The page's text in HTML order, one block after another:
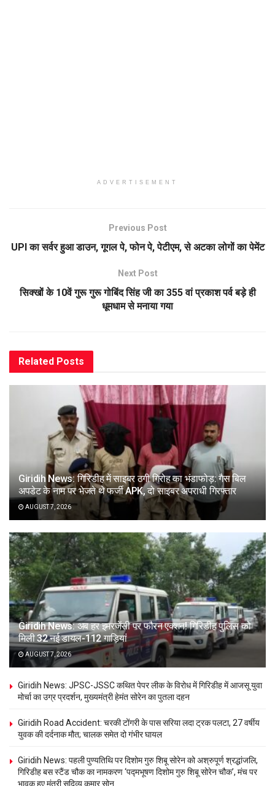
ADVERTISEMENT
Previous Post
UPI का सर्वर हुआ डाउन, गूगल पे, फोन पे, पेटीएम, से अटका लोगों का पेमेंट
Next Post
सिक्खों के 10वें गुरू गुरू गोबिंद सिंह जी का 355 वां प्रकाश पर्व बड़े ही
धूमधाम से मनाया गया
Related Posts
Giridih News: गिरिडीह में साइबर ठगी गिरोह का भंडाफोड़: गैस बिल
अपडेट के नाम पर भेजते थे फर्जी APK, दो साइबर अपराधी गिरफ्तार
AUGUST 7, 2026
Giridih News: अब हर इमरजेंसी पर फौरन एक्शन! गिरिडीह पुलिस को
मिली 32 नई डायल-112 गाड़ियां
AUGUST 7, 2026
Giridih News: JPSC-JSSC कथित पेपर लीक के विरोध में गिरिडीह में आजसू युवा
मोर्चा का उग्र प्रदर्शन, मुख्यमंत्री हेमंत सोरेन का पुतला दहन
Giridih Road Accident: चरकी टोंगरी के पास सरिया लदा ट्रक पलटा, 27 वर्षीय
युवक की दर्दनाक मौत; चालक समेत दो गंभीर घायल
Giridih News: पहली पुण्यतिथि पर दिशोम गुरु शिबू सोरेन को अश्रुपूर्ण श्रद्धांजलि,
गिरिडीह बस स्टैंड चौक का नामकरण ‘पद्मभूषण दिशोम गुरु शिबू सोरेन चौक’, मंच पर
भावुक हुए मंत्री सुदिव्य कुमार सोनू